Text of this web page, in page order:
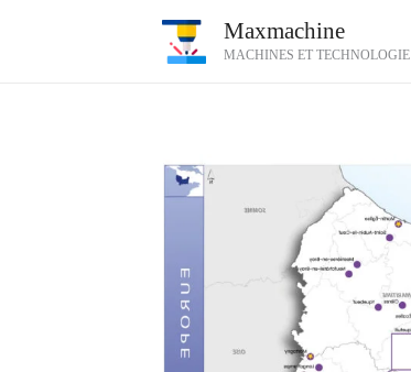
Maxmachine
MACHINES ET TECHNOLOGIE